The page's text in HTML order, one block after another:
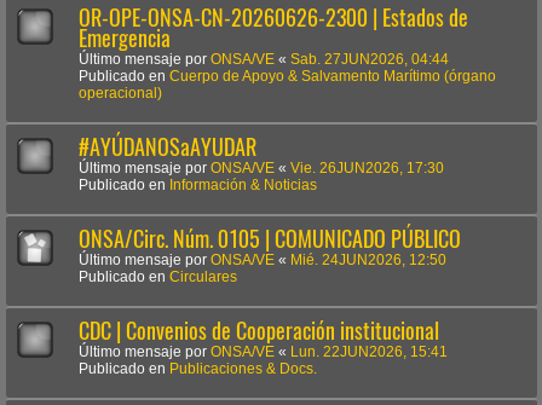
OR-OPE-ONSA-CN-20260626-2300 | Estados de
Emergencia
Último mensaje por ONSA/VE « Sab. 27JUN2026, 04:44
Publicado en Cuerpo de Apoyo & Salvamento Marítimo (órgano
operacional)
#AYÚDANOSaAYUDAR
Último mensaje por ONSA/VE « Vie. 26JUN2026, 17:30
Publicado en Información & Noticias
ONSA/Circ. Núm. 0105 | COMUNICADO PÚBLICO
Último mensaje por ONSA/VE « Mié. 24JUN2026, 12:50
Publicado en Circulares
CDC | Convenios de Cooperación institucional
Último mensaje por ONSA/VE «
Lun. 22JUN2026, 15:41
Publicado en Publicaciones & Docs.